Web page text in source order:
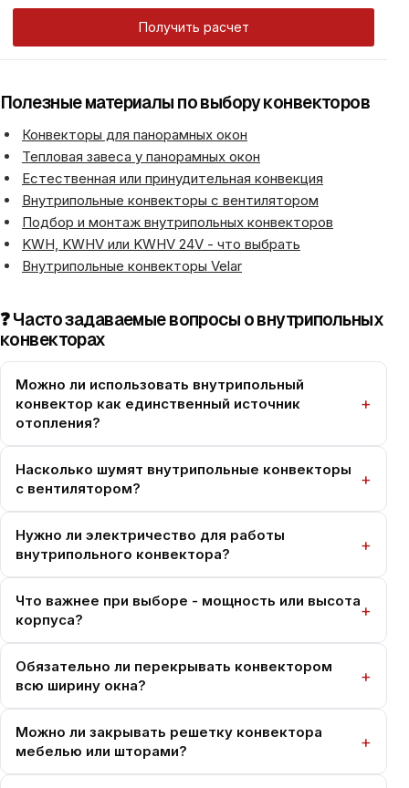
Получить расчет
Полезные материалы по выбору конвекторов
Конвекторы для панорамных окон
Тепловая завеса у панорамных окон
Естественная или принудительная конвекция
Внутрипольные конвекторы с вентилятором
Подбор и монтаж внутрипольных конвекторов
KWH, KWHV или KWHV 24V - что выбрать
Внутрипольные конвекторы Velar
❓ Часто задаваемые вопросы о внутрипольных
конвекторах
Можно ли использовать внутрипольный
конвектор как единственный источник
отопления?
Насколько шумят внутрипольные конвекторы
с вентилятором?
Нужно ли электричество для работы
внутрипольного конвектора?
Что важнее при выборе - мощность или высота
корпуса?
Обязательно ли перекрывать конвектором
всю ширину окна?
Можно ли закрывать решетку конвектора
мебелью или шторами?